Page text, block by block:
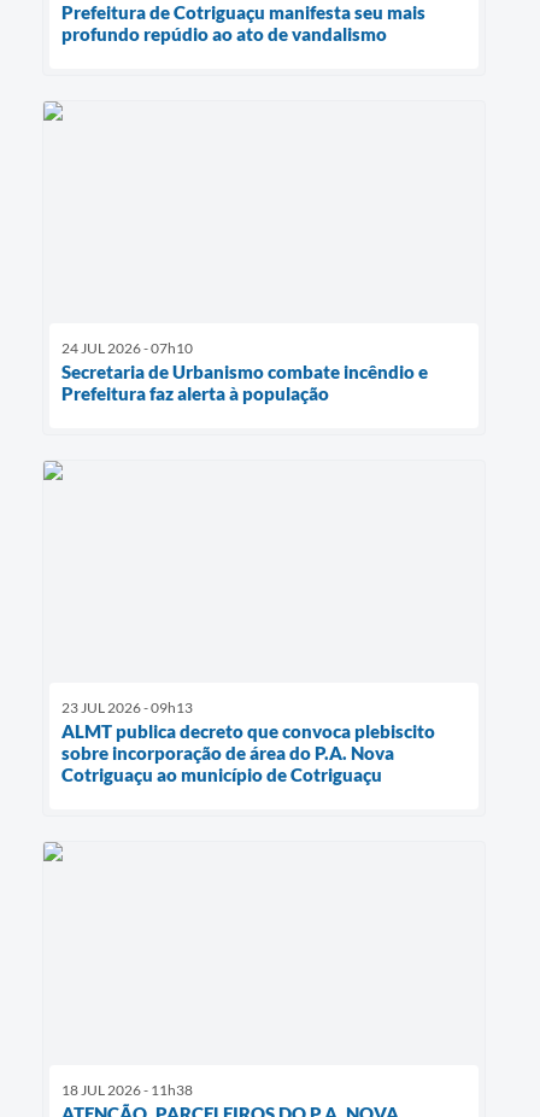
Prefeitura de Cotriguaçu manifesta seu mais
profundo repúdio ao ato de vandalismo
24 JUL 2026 - 07h10
Secretaria de Urbanismo combate incêndio e
Prefeitura faz alerta à população
23 JUL 2026 - 09h13
ALMT publica decreto que convoca plebiscito
sobre incorporação de área do P.A. Nova
Cotriguaçu ao município de Cotriguaçu
18 JUL 2026 - 11h38